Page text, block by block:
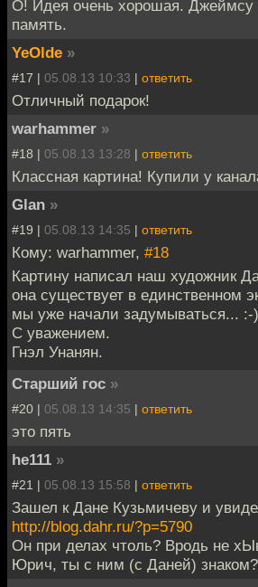
О! Идея очень хорошая. Джеймсу
память.
YeOlde »
#17 | 05.08.13 10:33 | ответить
Отличный подарок!
warhammer »
#18 | 05.08.13 13:28 | ответить
Классная картина! Купили у
Glan »
#19 | 05.08.13 14:35 | ответить
Кому: warhammer, #18
Картину написал наш художник
она существует в единственном
мы уже начали задумываться... :-)
С уважением.
Гнэл Унанян.
Старший гос »
#20 | 05.08.13 14:35 | ответить
это пять
he111 »
#21 | 05.08.13 15:58 | ответить
Зашел к Дане Кузьмичеву и
http://blog.dahr.ru/?p=5790
Он при делах чтоль? Вродь не
Юрич, ты с ним (с Даней) знаком?